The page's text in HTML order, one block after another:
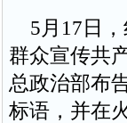
5月17日，
群众宣传共
总政治部布
标语，并在